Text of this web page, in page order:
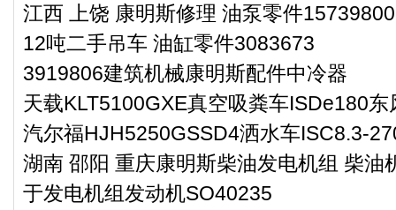
江西 上饶 康明斯修理 油泵零件15739800
12吨二手吊车 油缸零件3083673
3919806建筑机械康明斯配件中冷器
天载KLT5100GXE真空吸粪车ISDe180
汽尔福HJH5250GSSD4洒水车ISC8.3-
湖南 邵阳 重庆康明斯柴油发电机组 柴油
于发电机组发动机SO40235